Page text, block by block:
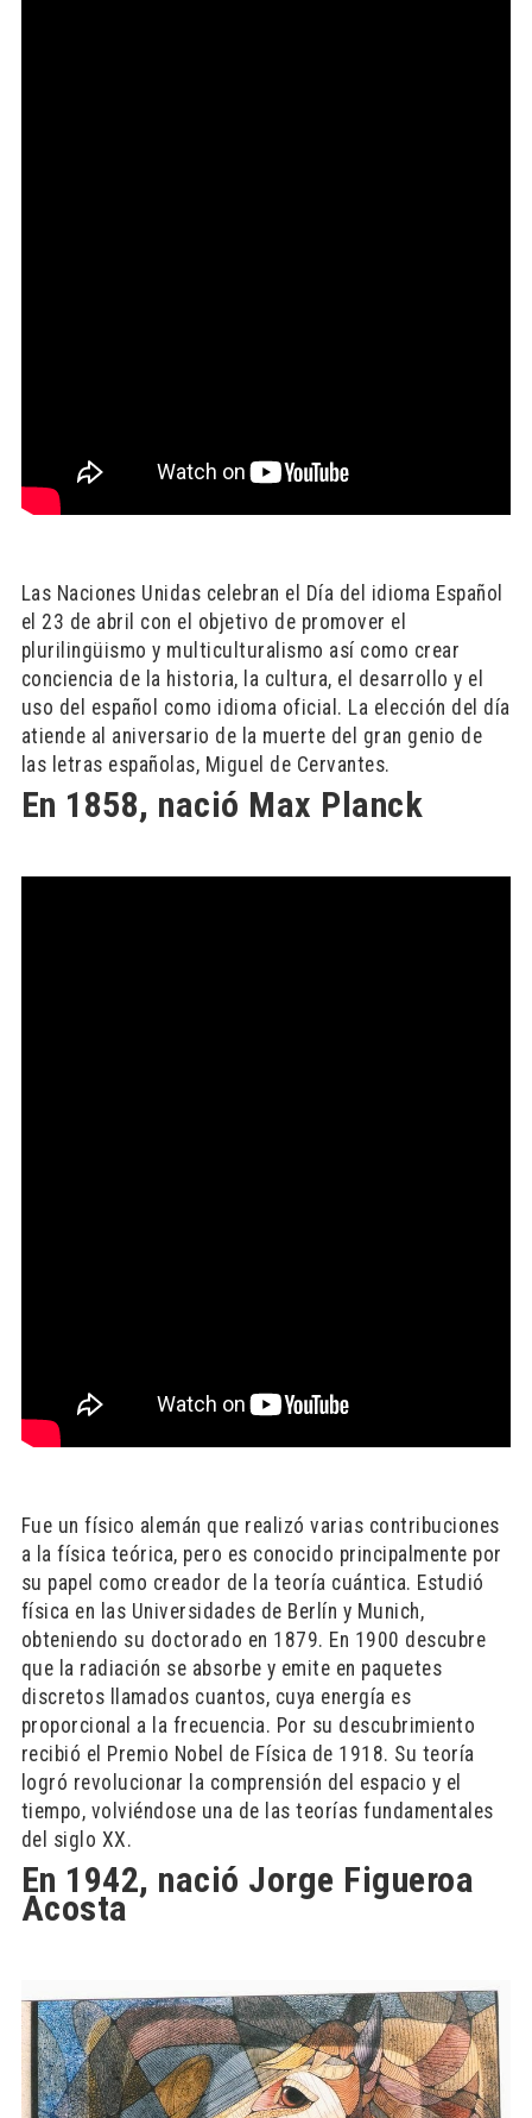
Las Naciones Unidas celebran el Día del idioma Español
el 23 de abril con el objetivo de promover el
plurilingüismo y multiculturalismo así como crear
conciencia de la historia, la cultura, el desarrollo y el
uso del español como idioma oficial. La elección del día
atiende al aniversario de la muerte del gran genio de
las letras españolas, Miguel de Cervantes.
En 1858, nació Max Planck
Fue un físico alemán que realizó varias contribuciones
a la física teórica, pero es conocido principalmente por
su papel como creador de la teoría cuántica. Estudió
física en las Universidades de Berlín y Munich,
obteniendo su doctorado en 1879. En 1900 descubre
que la radiación se absorbe y emite en paquetes
discretos llamados cuantos, cuya energía es
proporcional a la frecuencia. Por su descubrimiento
recibió el Premio Nobel de Física de 1918. Su teoría
logró revolucionar la comprensión del espacio y el
tiempo, volviéndose una de las teorías fundamentales
del siglo XX.
En 1942, nació Jorge Figueroa
Acosta